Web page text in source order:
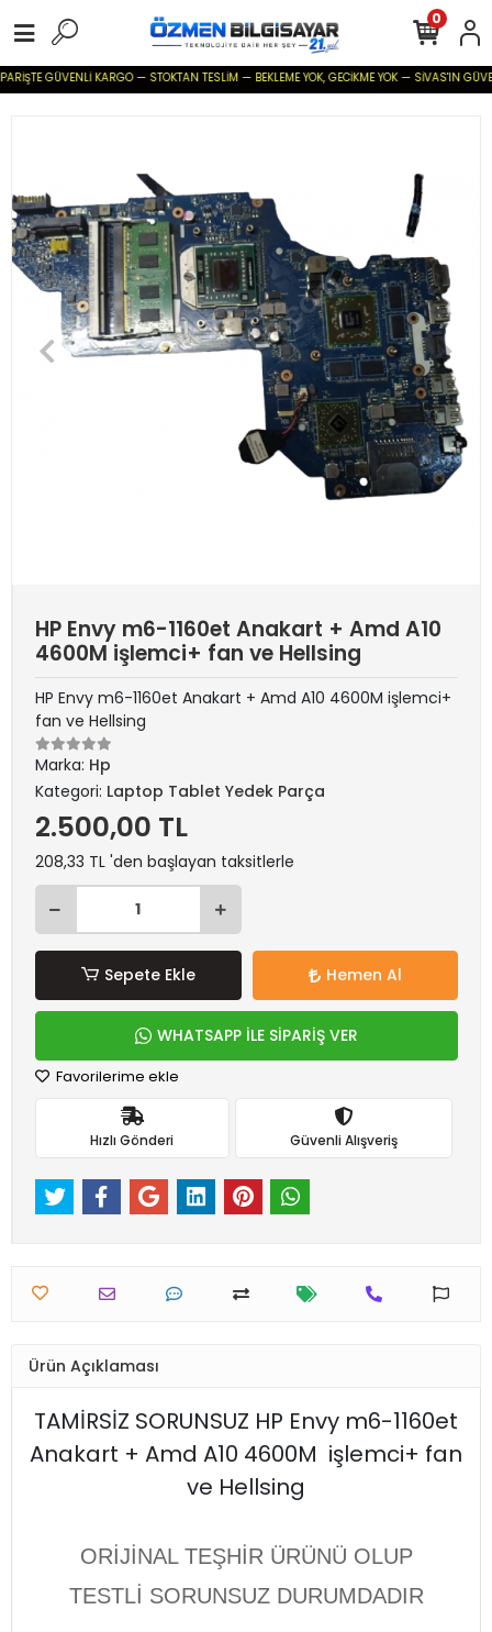
GÜVENLİ KARGO — STOKTAN TESLİM — BEKLEME YOK, GECİKME YOK — SİVAS'IN
0
HP Envy m6-1160et Anakart + Amd A10
4600M işlemci+ fan ve Hellsing
HP Envy m6-1160et Anakart + Amd A10 4600M işlemci+
fan ve Hellsing
Marka: Hp
Kategori: Laptop Tablet Yedek Parça
2.500,00 TL
208,33 TL 'den başlayan taksitlerle
Sepete Ekle Hemen Al
WHATSAPP İLE SİPARİŞ VER
Favorilerime ekle
Hızlı Gönderi Güvenli Alışveriş
Ürün Açıklaması
TAMİRSİZ SORUNSUZ HP Envy m6-1160et
Anakart + Amd A10 4600M işlemci+ fan
ve Hellsing
ORİJİNAL TEŞHİR ÜRÜNÜ OLUP
TESTLİ SORUNSUZ DURUMDADIR